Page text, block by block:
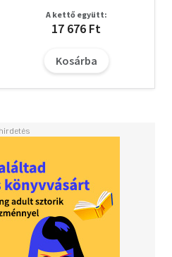
A kettő együtt:
17 676 Ft
Kosárba